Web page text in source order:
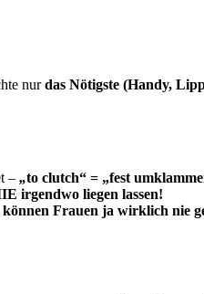
nurdas Nötigste (Handy,
– „to clutch“ = „fest
können Frauen ja wirklich nie